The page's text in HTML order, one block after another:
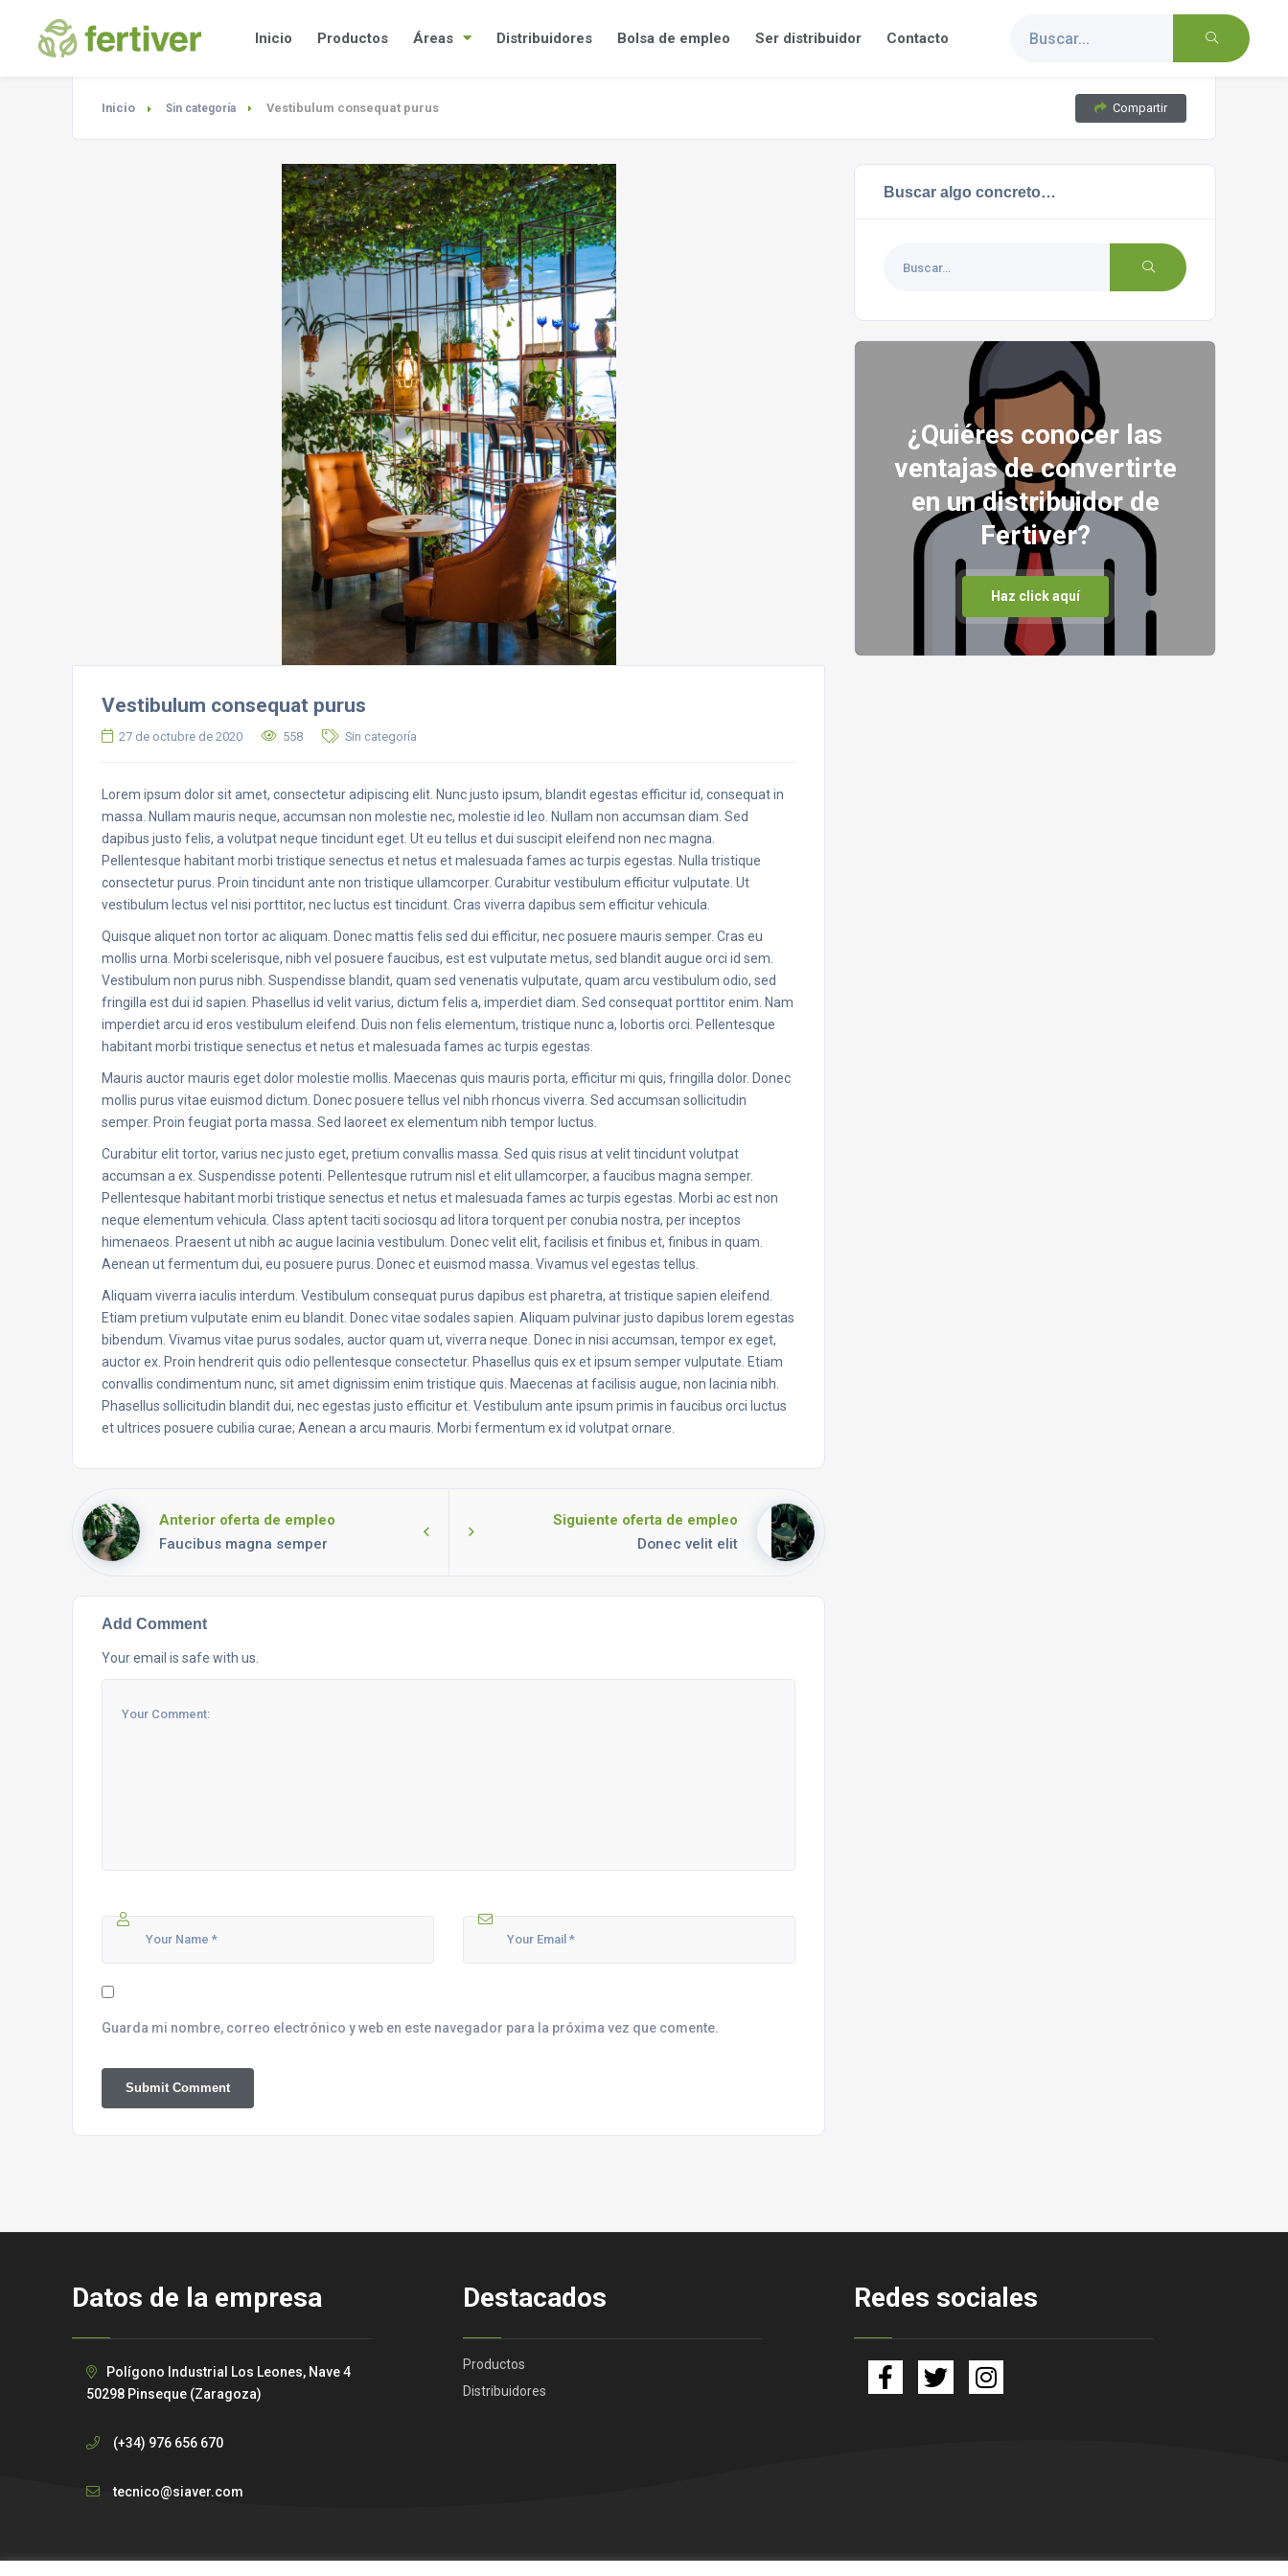
Inicio Productos Áreas Distribuidores Bolsa de empleo Ser distribuidor Contacto
Inicio Sin categoría Vestibulum consequat purus Compartir
Vestibulum consequat purus
27 de octubre de 2020 558 Sin categoría
Lorem ipsum dolor sit amet, consectetur adipiscing elit. Nunc justo ipsum, blandit egestas efficitur id, consequat in
massa. Nullam mauris neque, accumsan non molestie nec, molestie id leo. Nullam non accumsan diam. Sed
dapibus justo felis, a volutpat neque tincidunt eget. Ut eu tellus et dui suscipit eleifend non nec magna.
Pellentesque habitant morbi tristique senectus et netus et malesuada fames ac turpis egestas. Nulla tristique
consectetur purus. Proin tincidunt ante non tristique ullamcorper. Curabitur vestibulum efficitur vulputate. Ut
vestibulum lectus vel nisi porttitor, nec luctus est tincidunt. Cras viverra dapibus sem efficitur vehicula.
Quisque aliquet non tortor ac aliquam. Donec mattis felis sed dui efficitur, nec posuere mauris semper. Cras eu
mollis urna. Morbi scelerisque, nibh vel posuere faucibus, est est vulputate metus, sed blandit augue orci id sem.
Vestibulum non purus nibh. Suspendisse blandit, quam sed venenatis vulputate, quam arcu vestibulum odio, sed
fringilla est dui id sapien. Phasellus id velit varius, dictum felis a, imperdiet diam. Sed consequat porttitor enim. Nam
imperdiet arcu id eros vestibulum eleifend. Duis non felis elementum, tristique nunc a, lobortis orci. Pellentesque
habitant morbi tristique senectus et netus et malesuada fames ac turpis egestas.
Mauris auctor mauris eget dolor molestie mollis. Maecenas quis mauris porta, efficitur mi quis, fringilla dolor. Donec
mollis purus vitae euismod dictum. Donec posuere tellus vel nibh rhoncus viverra. Sed accumsan sollicitudin
semper. Proin feugiat porta massa. Sed laoreet ex elementum nibh tempor luctus.
Curabitur elit tortor, varius nec justo eget, pretium convallis massa. Sed quis risus at velit tincidunt volutpat
accumsan a ex. Suspendisse potenti. Pellentesque rutrum nisl et elit ullamcorper, a faucibus magna semper.
Pellentesque habitant morbi tristique senectus et netus et malesuada fames ac turpis egestas. Morbi ac est non
neque elementum vehicula. Class aptent taciti sociosqu ad litora torquent per conubia nostra, per inceptos
himenaeos. Praesent ut nibh ac augue lacinia vestibulum. Donec velit elit, facilisis et finibus et, finibus in quam.
Aenean ut fermentum dui, eu posuere purus. Donec et euismod massa. Vivamus vel egestas tellus.
Aliquam viverra iaculis interdum. Vestibulum consequat purus dapibus est pharetra, at tristique sapien eleifend.
Etiam pretium vulputate enim eu blandit. Donec vitae sodales sapien. Aliquam pulvinar justo dapibus lorem egestas
bibendum. Vivamus vitae purus sodales, auctor quam ut, viverra neque. Donec in nisi accumsan, tempor ex eget,
auctor ex. Proin hendrerit quis odio pellentesque consectetur. Phasellus quis ex et ipsum semper vulputate. Etiam
convallis condimentum nunc, sit amet dignissim enim tristique quis. Maecenas at facilisis augue, non lacinia nibh.
Phasellus sollicitudin blandit dui, nec egestas justo efficitur et. Vestibulum ante ipsum primis in faucibus orci luctus
et ultrices posuere cubilia curae; Aenean a arcu mauris. Morbi fermentum ex id volutpat ornare.
Anterior oferta de empleo
Faucibus magna semper
Siguiente oferta de empleo
Donec velit elit
Add Comment
Your email is safe with us.
Guarda mi nombre, correo electrónico y web en este navegador para la próxima vez que comente.
Buscar algo concreto…
¿Quiéres conocer las
ventajas de convertirte
en un distribuidor de
Fertiver?
Haz click aquí
Datos de la empresa
Polígono Industrial Los Leones, Nave 4
50298 Pinseque (Zaragoza)
(+34) 976 656 670
tecnico@siaver.com
Destacados
Productos
Distribuidores
Redes sociales